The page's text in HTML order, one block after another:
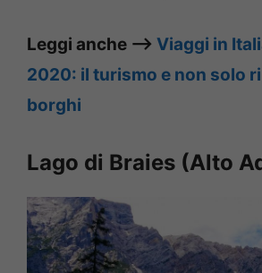
Leggi anche –> Viaggi in
2020: il turismo e non solo
borghi
Lago di Braies (Alto